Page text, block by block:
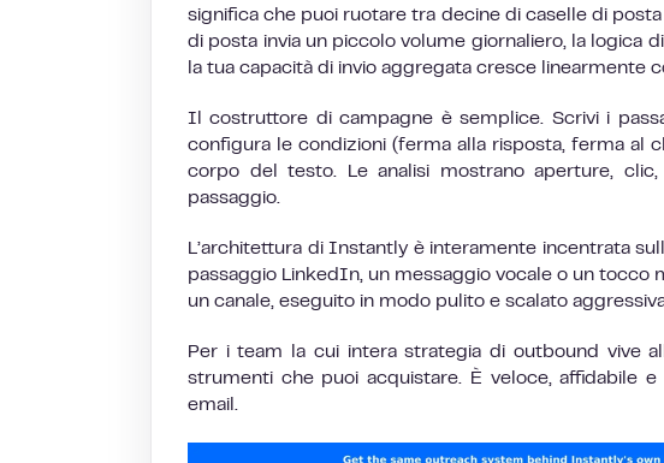
significa che puoi ruotare tra decine di caselle di
di posta invia un piccolo volume giornaliero, la logica
la tua capacità di invio aggregata cresce linearmente
Il costruttore di campagne è semplice. Scrivi i
configura le condizioni (ferma alla risposta, ferma al
corpo del testo. Le analisi mostrano aperture,
passaggio.
L’architettura di Instantly è interamente incentrata
passaggio LinkedIn, un messaggio vocale o un
un canale, eseguito in modo pulito e scalato
Per i team la cui intera strategia di outbound vive
strumenti che puoi acquistare. È veloce, affidabile
email.